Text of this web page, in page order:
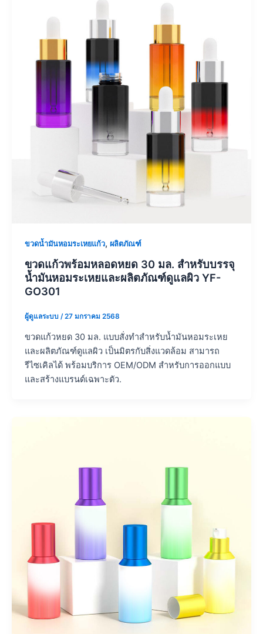
ขวดน้ำมันหอมระเหยแก้ว, ผลิตภัณฑ์
ขวดแก้วพร้อมหลอดหยด 30 มล. สำหรับบรรจุ
น้ำมันหอมระเหยและผลิตภัณฑ์ดูแลผิว YF-
GO301
ผู้ดูแลระบบ /27 มกราคม 2568
ขวดแก้วหยด 30 มล. แบบสั่งทำสำหรับน้ำมันหอมระเหย
และผลิตภัณฑ์ดูแลผิว เป็นมิตรกับสิ่งแวดล้อม สามารถ
รีไซเคิลได้ พร้อมบริการ OEM/ODM สำหรับการออกแบบ
และสร้างแบรนด์เฉพาะตัว.